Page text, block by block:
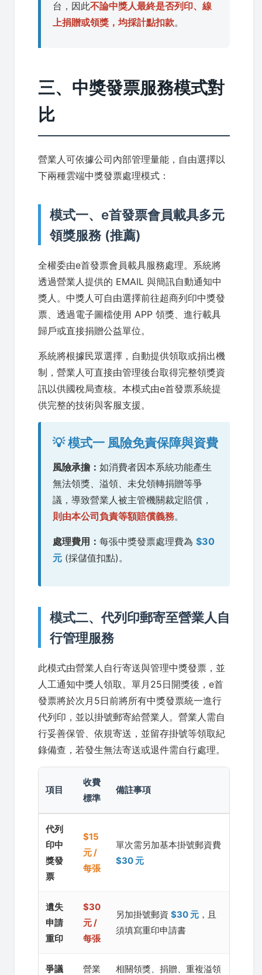
台，因此不論中獎人最終是否列印、線
上捐贈或領獎，均採計點扣款。
三、中獎發票服務模式對
比
營業人可依據公司內部管理量能，自由選擇以
下兩種雲端中獎發票處理模式：
模式一、e首發票會員載具多元
領獎服務 (推薦)
全權委由e首發票會員載具服務處理。系統將
透過營業人提供的 EMAIL 與簡訊自動通知中
獎人。中獎人可自由選擇前往超商列印中獎發
票、透過電子圖檔使用 APP 領獎、進行載具
歸戶或直接捐贈公益單位。
系統將根據民眾選擇，自動提供領取或捐出機
制，營業人可直接由管理後台取得完整領獎資
訊以供國稅局查核。本模式由e首發票系統提
供完整的技術與客服支援。
💡 模式一 風險免責保障與資費
風險承擔： 如消費者因本系統功能產生
無法領獎、溢領、未兌領轉捐贈等爭
議，導致營業人被主管機關裁定賠償，
則由本公司負責等額賠償義務。
處理費用： 每張中獎發票處理費為 $30
元 (採儲值扣點)。
模式二、代列印郵寄至營業人自
行管理服務
此模式由營業人自行寄送與管理中獎發票，並
人工通知中獎人領取。單月25日開獎後，e首
發票將於次月5日前將所有中獎發票統一進行
代列印，並以掛號郵寄給營業人。營業人需自
行妥善保管、依規寄送，並留存掛號等領取紀
錄備查，若發生無法寄送或退件需自行處理。
項目
收費
標準
備註事項
代列
印中
獎發
票
$15
元 /
每張
單次需另加基本掛號郵資費
$30 元
遺失
申請
重印
$30
元 /
每張
另加掛號郵資 $30 元 ，且
須填寫重印申請書
爭議
營業
相關領獎、捐贈、重複溢領